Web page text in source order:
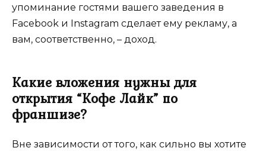
упоминание гостями вашего заведения в
Facebook и Instagram сделает ему рекламу, а
вам, соответственно, – доход.
Какие вложения нужны для
открытия “Кофе Лайк” по
франшизе?
Вне зависимости от того, как сильно вы хотите